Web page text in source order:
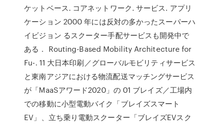
ケットベース. コアネットワーク. サービス. アプリ
ケーション 2000 年には反対の多かったスーパーハ
イビジョン るスクーター手配サービスも開発中で
ある． Routing-Based Mobility Architecture for
Fu-. 11 大日本印刷／グローバルモビリティサービス
と東南アジアにおける物流配送マッチングサービス
が「MaaSアワード2020」の 01 ブレイズ／工場内
での移動に小型電動バイク「ブレイズスマート
EV」、立ち乗り電動スクーター「ブレイズEVスク